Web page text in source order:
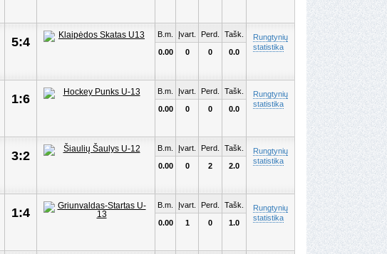
5:4
B.m.
0.00
Įvart.
0
Perd.
0
Tašk.
0.0
Rungtynių
statistika
1:6
B.m.
0.00
Įvart.
0
Perd.
0
Tašk.
0.0
Rungtynių
statistika
3:2
B.m.
0.00
Įvart.
0
Perd.
2
Tašk.
2.0
Rungtynių
statistika
1:4
B.m.
0.00
Įvart.
1
Perd.
0
Tašk.
1.0
Rungtynių
statistika